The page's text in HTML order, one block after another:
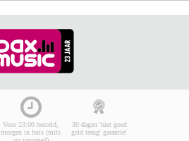
Voor 23:00 besteld,
morgen in huis (mits
30 dagen 'niet goed
geld terug' garantie!